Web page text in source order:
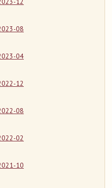
08
04
12
08
02
10